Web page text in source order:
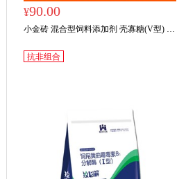
¥90.00
小金砖 混合型饲料添加剂 壳寡糖(V型) 3
抗非组合